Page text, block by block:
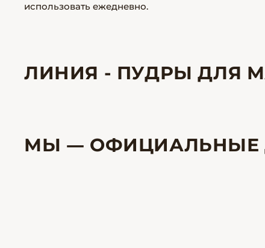
использовать ежедневно.
ЛИНИЯ - ПУДРЫ ДЛЯ
МЫ — ОФИЦИАЛЬНЫЕ